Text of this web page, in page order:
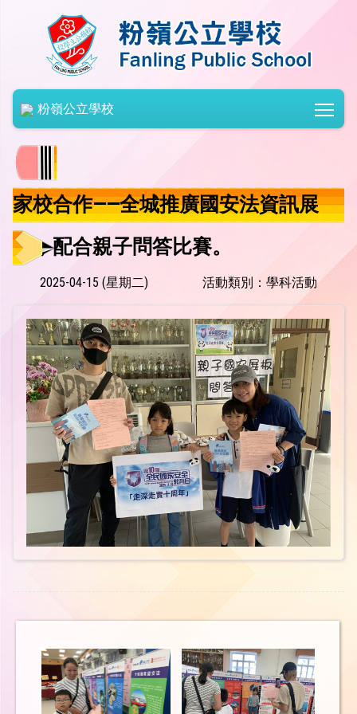
粉嶺公立學校
家校合作——全城推廣國安法資訊展
陳，配合親子問答比賽。
2025-04-15 (星期二) 活動類別：學科活動